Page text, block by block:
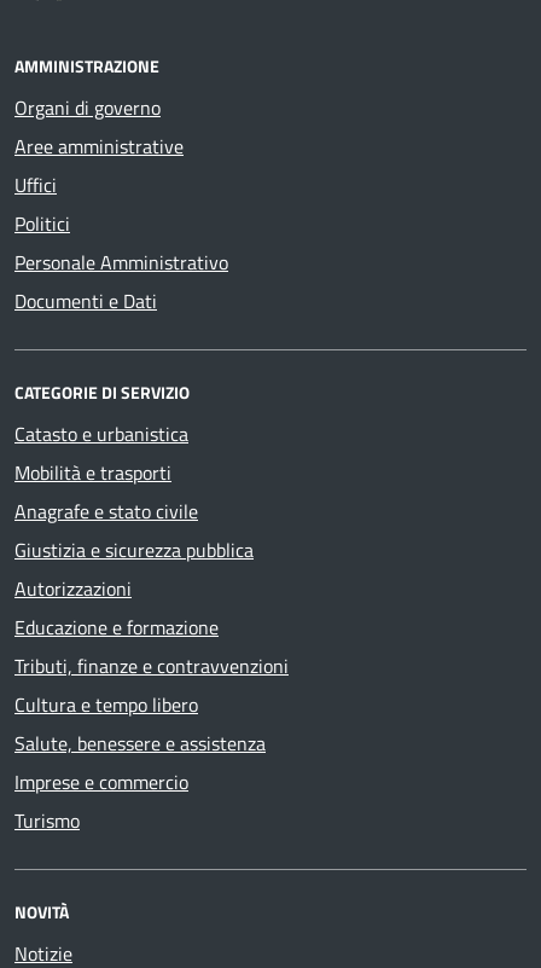
AMMINISTRAZIONE
Organi di governo
Aree amministrative
Uffici
Politici
Personale Amministrativo
Documenti e Dati
CATEGORIE DI SERVIZIO
Catasto e urbanistica
Mobilità e trasporti
Anagrafe e stato civile
Giustizia e sicurezza pubblica
Autorizzazioni
Educazione e formazione
Tributi, finanze e contravvenzioni
Cultura e tempo libero
Salute, benessere e assistenza
Imprese e commercio
Turismo
NOVITÀ
Notizie